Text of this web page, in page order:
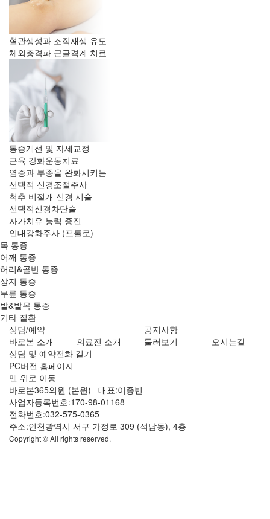
혈관생성과 조직재생 유도
체외충격파 근골격계 치료
통증개선 및 자세교정
근육 강화운동치료
염증과 부종을 완화시키는
선택적 신경조절주사
척추 비절개 신경 시술
선택적신경차단술
자가치유 능력 증진
인대강화주사 (프롤로)
목 통증
어깨 통증
허리&골반 통증
상지 통증
무릎 통증
발&발목 통증
기타 질환
상담/예약
공지사항
바로본 소개
의료진 소개 둘러보기
오시는길
상담 및 예약전화 걸기
PC버전 홈페이지
맨 위로 이동
바로본365의원 (본원) 대표:이종빈
사업자등록번호:170-98-01168
전화번호:032-575-0365
주소:인천광역시 서구 가정로 309 (석남동), 4층
Copyright © All rights reserved.